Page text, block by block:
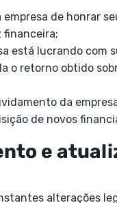
de honrar
financeira;
está lucrando com
o retorno obtido
da
de novos
e
alterações